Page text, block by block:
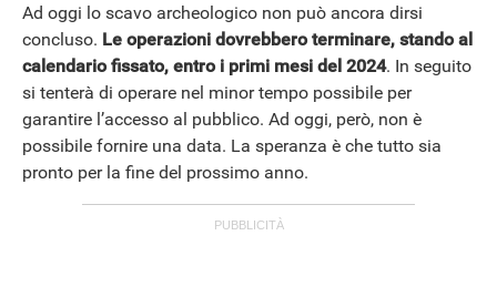
Ad oggi lo scavo archeologico non può ancora dirsi
concluso. Le operazioni dovrebbero terminare, stando al
calendario fissato, entro i primi mesi del 2024. In seguito
si tenterà di operare nel minor tempo possibile per
garantire l’accesso al pubblico. Ad oggi, però, non è
possibile fornire una data. La speranza è che tutto sia
pronto per la fine del prossimo anno.